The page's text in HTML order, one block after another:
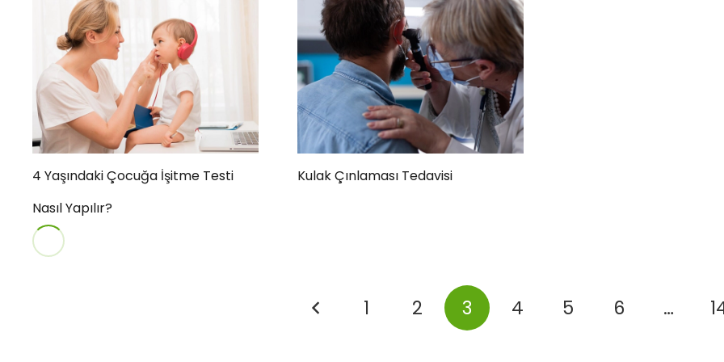
4 Yaşındaki Çocuğa İşitme Testi
Nasıl Yapılır?
Kulak Çınlaması Tedavisi
1 2 3 4 5 6 …